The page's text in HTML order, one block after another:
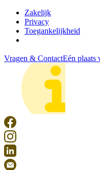
Zakelijk
Privacy
Toegankelijkheid
Vragen & ContactEén plaats